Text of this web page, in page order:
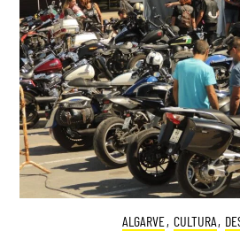
ALGARVE, CULTURA,